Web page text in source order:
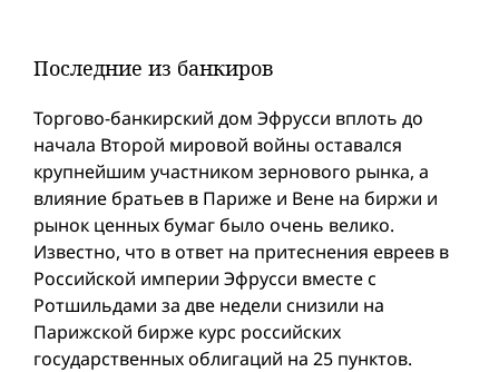
Последние из банкиров
Торгово-банкирский дом Эфрусси вплоть до
начала Второй мировой вой­ны оставался
крупнейшим участником зернового рынка, а
влияние братьев в Париже и Вене на биржи и
рынок ценных бумаг было очень велико.
Известно, что в ответ на притеснения евреев в
Российской империи Эфрусси вместе с
Ротшильдами за две недели снизили на
Парижской бирже курс российских
государственных облигаций на 25 пунктов.